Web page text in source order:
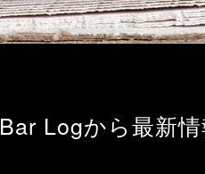
Bar Logから最新